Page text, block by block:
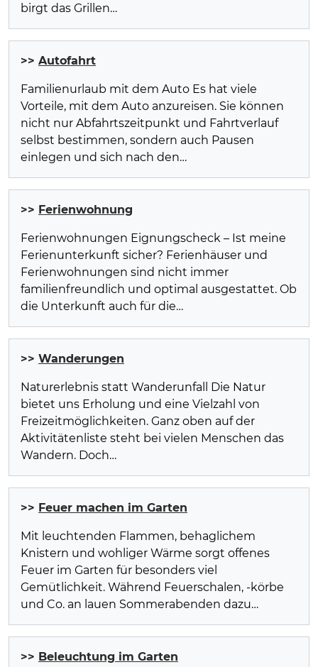
birgt das Grillen…
>> Autofahrt
Familienurlaub mit dem Auto Es hat viele
Vorteile, mit dem Auto anzureisen. Sie können
nicht nur Abfahrtszeitpunkt und Fahrtverlauf
selbst bestimmen, sondern auch Pausen
einlegen und sich nach den…
>> Ferienwohnung
Ferienwohnungen Eignungscheck – Ist meine
Ferienunterkunft sicher? Ferienhäuser und
Ferienwohnungen sind nicht immer
familienfreundlich und optimal ausgestattet. Ob
die Unterkunft auch für die…
>> Wanderungen
Naturerlebnis statt Wanderunfall Die Natur
bietet uns Erholung und eine Vielzahl von
Freizeitmöglichkeiten. Ganz oben auf der
Aktivitätenliste steht bei vielen Menschen das
Wandern. Doch…
>> Feuer machen im Garten
Mit leuchtenden Flammen, behaglichem
Knistern und wohliger Wärme sorgt offenes
Feuer im Garten für besonders viel
Gemütlichkeit. Während Feuerschalen, -körbe
und Co. an lauen Sommerabenden dazu…
>> Beleuchtung im Garten